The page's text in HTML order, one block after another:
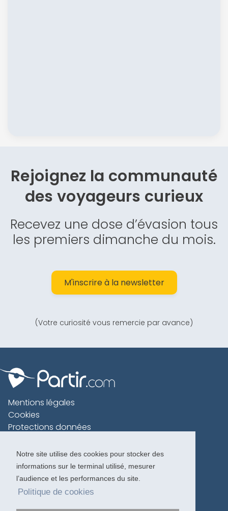
Notre site utilise des cookies pour stocker des
informations sur le terminal utilisé, mesurer
l’audience et les performances du site.
Politique de cookies
Rejoignez la communauté
desvoyageurs curieux
Recevez une dose d’évasion tous
les premiers dimanche du mois.
M'inscrire à la newsletter
(Votre curiosité vous remercie par avance)
Mentions légales
Cookies
Protections données
Charte voyageur
Copyright 1996-2026